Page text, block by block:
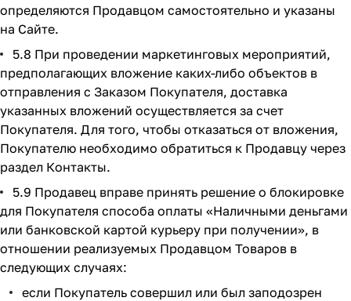
определяются Продавцом самостоятельно и указаны
на Сайте.
5.8 При проведении маркетинговых мероприятий,
предполагающих вложение каких-либо объектов в
отправления с Заказом Покупателя, доставка
указанных вложений осуществляется за счет
Покупателя. Для того, чтобы отказаться от вложения,
Покупателю необходимо обратиться к Продавцу через
раздел Контакты.
5.9 Продавец вправе принять решение о блокировке
для Покупателя способа оплаты «Наличными деньгами
или банковской картой курьеру при получении», в
отношении реализуемых Продавцом Товаров в
следующих случаях:
если Покупатель совершил или был заподозрен